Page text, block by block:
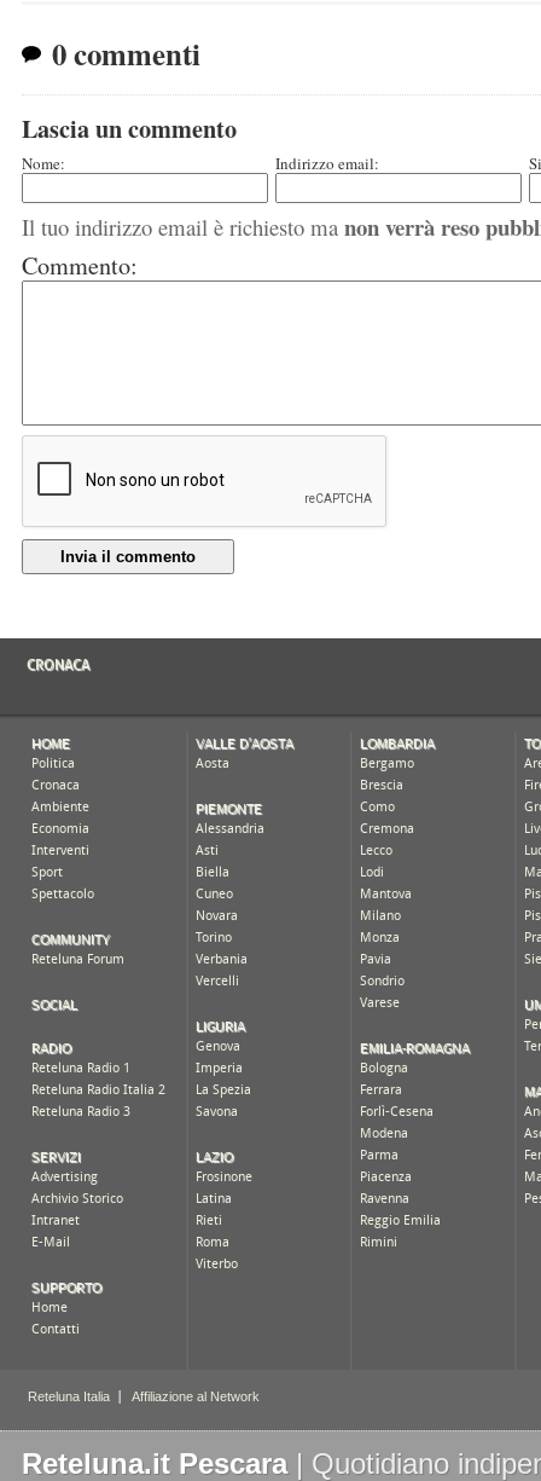
0 commenti
Lascia un commento
Nome: Indirizzo email:
Il tuo indirizzo email è richiesto ma non verrà reso
Commento:
Invia il commento
Reteluna.it Pescara| Quotidiano